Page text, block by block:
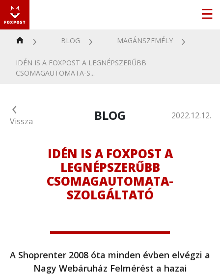
BLOG MAGÁNSZEMÉLY
IDÉN IS A FOXPOST A LEGNÉPSZERŰBB
CSOMAGAUTOMATA-S...
Vissza BLOG 2022.12.12.
IDÉN IS A FOXPOST A
LEGNÉPSZERŰBB
CSOMAGAUTOMATA-
SZOLGÁLTATÓ
A Shoprenter 2008 óta minden évben elvégzi a
Nagy Webáruház Felmérést a hazai